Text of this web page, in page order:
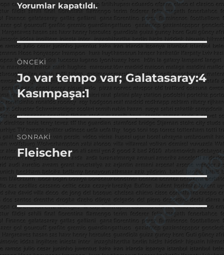
Yorumlar kapatıldı.
Yazı
gezinmesi
ÖNCEKI
Önceki
yazı:
Jo var tempo var; Galatasaray:4
Kasımpaşa:1
SONRAKI
Sonraki
yazı:
Fleischer